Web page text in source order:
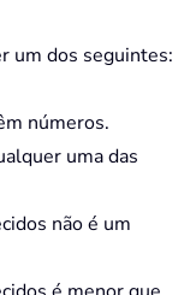
um dos seguintes:
números.
uma das
não é um